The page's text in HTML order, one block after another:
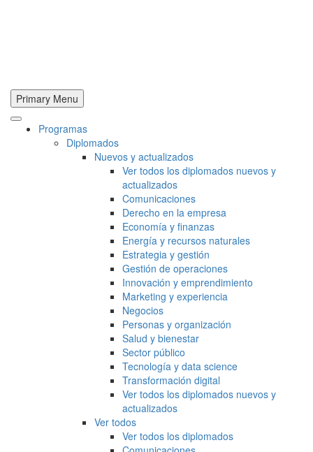
Primary Menu
Programas
Diplomados
Nuevos y actualizados
Ver todos los diplomados nuevos y
actualizados
Comunicaciones
Derecho en la empresa
Economía y finanzas
Energía y recursos naturales
Estrategia y gestión
Gestión de operaciones
Innovación y emprendimiento
Marketing y experiencia
Negocios
Personas y organización
Salud y bienestar
Sector público
Tecnología y data science
Transformación digital
Ver todos los diplomados nuevos y
actualizados
Ver todos
Ver todos los diplomados